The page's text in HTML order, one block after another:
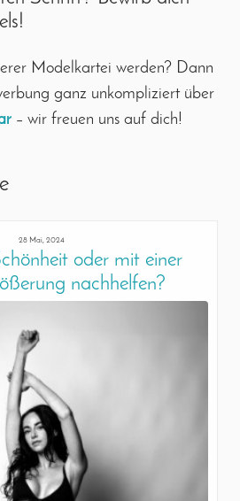
Modelkartei werden? Dann
ganz unkompliziert über
– wir freuen uns auf dich!
28 Mai, 2024
oder mit einer
nachhelfen?